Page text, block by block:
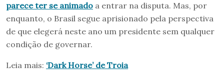
parece ter se animado a entrar na disputa. Mas, por
enquanto, o Brasil segue aprisionado pela perspectiva
de que elegerá neste ano um presidente sem qualquer
condição de governar.
Leia mais: ‘Dark Horse’ de Troia